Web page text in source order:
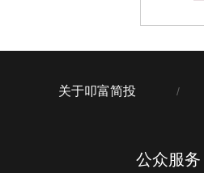
关于叩富简投 /
公众服务